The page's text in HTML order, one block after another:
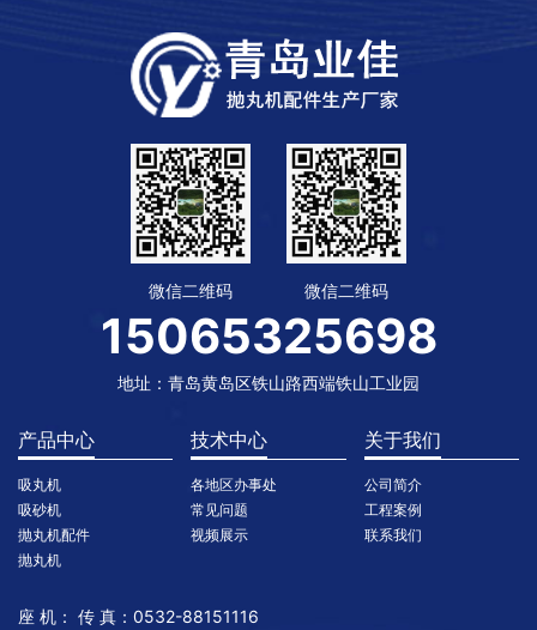
微信二维码 微信二维码
15065325698
地址：青岛黄岛区铁山路西端铁山工业园
产品中心
吸丸机
吸砂机
抛丸机配件
抛丸机
技术中心
各地区办事处
常见问题
视频展示
关于我们
公司简介
工程案例
联系我们
座 机： 传 真：0532-88151116